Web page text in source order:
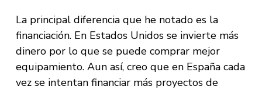
La principal diferencia que he notado es la
financiación. En Estados Unidos se invierte más
dinero por lo que se puede comprar mejor
equipamiento. Aun así, creo que en España cada
vez se intentan financiar más proyectos de